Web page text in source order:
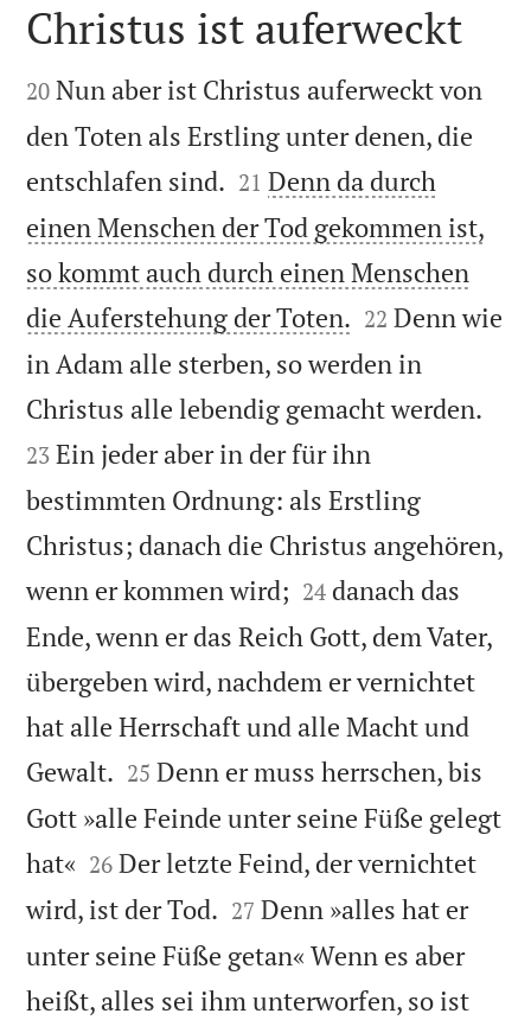

Christus ist auferweckt

20 Nun aber ist Christus auferweckt von
den Toten als Erstling unter denen, die
entschlafen sind. 

21 Denn da durch
einen Menschen der Tod gekommen ist,
so kommt auch durch einen Menschen
die Auferstehung der Toten. 

22 Denn wie
in Adam alle sterben, so werden in
Christus alle lebendig gemacht werden.
23 Ein jeder aber in der für ihn
bestimmten Ordnung: als Erstling
Christus; danach die Christus angehören,
wenn er kommen wird; 

24 danach das
Ende, wenn er das Reich Gott, dem Vater,
übergeben wird, nachdem er vernichtet
hat alle Herrschaft und alle Macht und
Gewalt. 

25 Denn er muss herrschen, bis
Gott »alle Feinde unter seine Füße gelegt
hat« 

26 Der letzte Feind, der vernichtet
wird, ist der Tod. 

27 Denn »alles hat er
unter seine Füße getan« Wenn es aber
heißt, alles sei ihm unterworfen, so ist